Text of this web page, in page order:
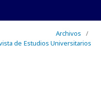
Archivos
/
de Estudios Universitarios